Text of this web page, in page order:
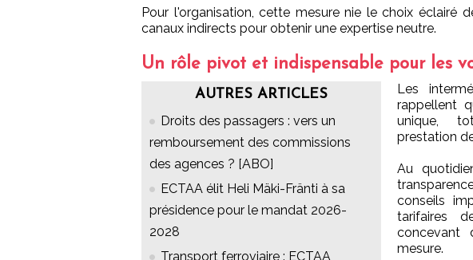
Pour l'organisation, cette mesure nie le choix éclairé
canaux indirects pour obtenir une expertise neutre.
Un rôle pivot et indispensable pour les
AUTRES ARTICLES
Droits des passagers : vers un
remboursement des commissions
des agences ? [ABO]
ECTAA élit Heli Mäki-Fränti à sa
présidence pour le mandat 2026-
2028
Transport ferroviaire : ECTAA
Les
rappellent
unique,
prestation
Au
conseils
tarifaires
concevant
mesure.